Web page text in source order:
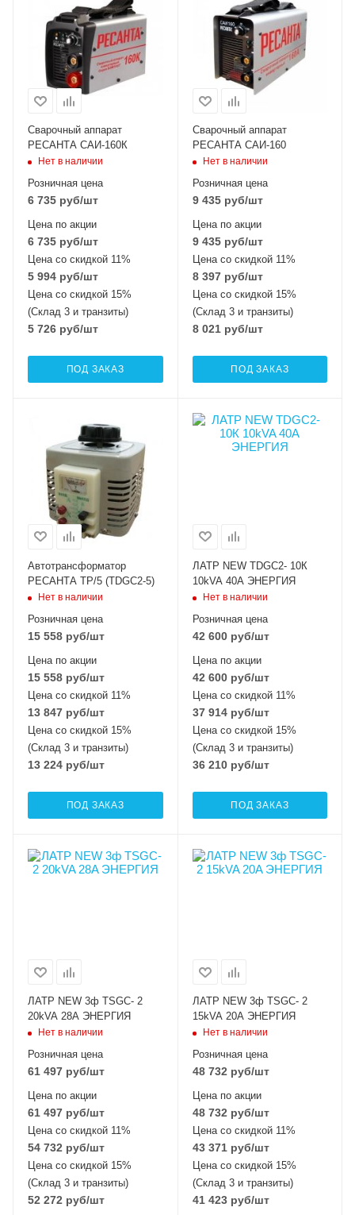
Сварочный аппарат
РЕСАНТА САИ-160К
Нет в наличии
Розничная цена
6 735 руб/шт
Цена по акции
6 735 руб/шт
Цена со скидкой 11%
5 994 руб/шт
Цена со скидкой 15%
(Склад 3 и транзиты)
5 726 руб/шт
ПОД ЗАКАЗ
Сварочный аппарат
РЕСАНТА САИ-160
Нет в наличии
Розничная цена
9 435руб/шт
Цена по акции
9 435руб/шт
Цена со скидкой 11%
8 397руб/шт
Цена со скидкой 15%
(Склад 3 и транзиты)
8 021руб/шт
ПОД ЗАКАЗ
Автотрансформатор
РЕСАНТА ТР/5 (TDGC2-5)
Нет в наличии
Розничная цена
15 558 руб/шт
Цена по акции
15 558 руб/шт
Цена со скидкой 11%
13 847 руб/шт
Цена со скидкой 15%
(Склад 3 и транзиты)
13 224 руб/шт
ПОД ЗАКАЗ
ЛАТР NEW TDGC2- 10К
10kVA 40A ЭНЕРГИЯ
Нет в наличии
Розничная цена
42 600руб/шт
Цена по акции
42 600руб/шт
Цена со скидкой 11%
37 914руб/шт
Цена со скидкой 15%
(Склад 3 и транзиты)
36 210руб/шт
ПОД ЗАКАЗ
ЛАТР NEW 3ф TSGC- 2
20kVA 28A ЭНЕРГИЯ
Нет в наличии
Розничная цена
61 497 руб/шт
Цена по акции
61 497 руб/шт
Цена со скидкой 11%
54 732 руб/шт
Цена со скидкой 15%
(Склад 3 и транзиты)
52 272 руб/шт
ЛАТР NEW 3ф TSGC- 2
15kVA 20A ЭНЕРГИЯ
Нет в наличии
Розничная цена
48 732 руб/шт
Цена по акции
48 732 руб/шт
Цена со скидкой 11%
43 371руб/шт
Цена со скидкой 15%
(Склад 3 и транзиты)
41 423руб/шт